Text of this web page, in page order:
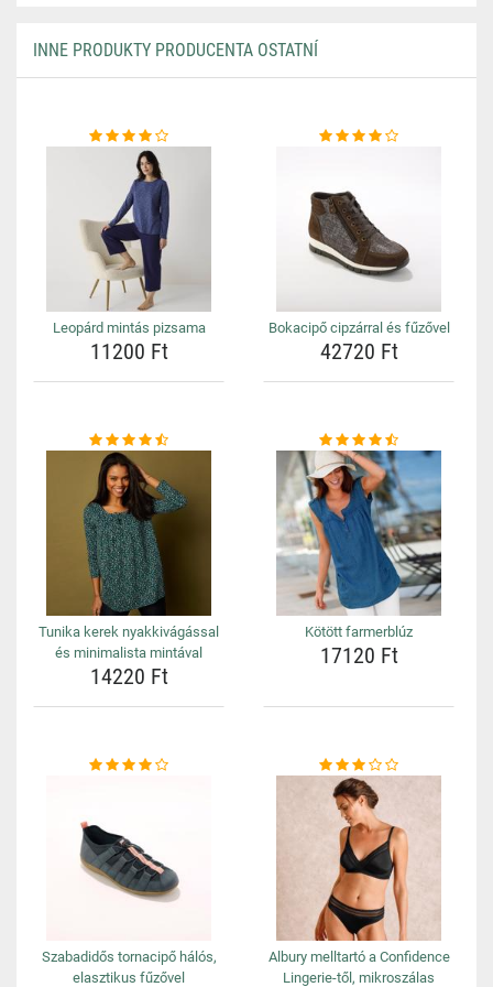
INNE PRODUKTY PRODUCENTA OSTATNÍ
Leopárd mintás pizsama
11200 Ft
Bokacipő cipzárral és fűzővel
42720 Ft
Tunika kerek nyakkivágással
és minimalista mintával
14220 Ft
Kötött farmerblúz
17120 Ft
Szabadidős tornacipő hálós,
elasztikus fűzővel
Albury melltartó a Confidence
Lingerie-től, mikroszálas